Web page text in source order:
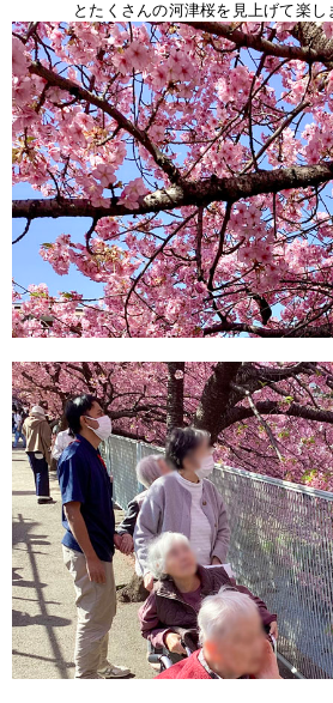
とたくさんの河津桜を見上げて楽